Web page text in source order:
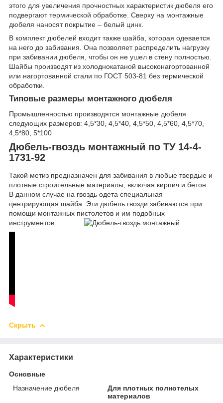
этого для увеличения прочностных характеристик дюбеля его
подвергают термической обработке. Сверху на монтажные
дюбеля наносят покрытие – белый цинк.
В комплект дюбелей входит также шайба, которая одевается
на него до забивания. Она позволяет распределить нагрузку
при забивании дюбеля, чтобы он не ушел в стену полностью.
Шайбы производят из холоднокатаной высоконагортованной
или нагортованной стали по ГОСТ 503-81 без термической
обработки.
Типовые размеры монтажного дюбеля
Промышленностью производятся монтажные дюбеля
следующих размеров: 4,5*30, 4,5*40, 4,5*50, 4,5*60, 4,5*70,
4,5*80, 5*100
Дюбель-гвоздь монтажный по ТУ 14-4-
1731-92
Такой метиз предназначен для забивания в любые твердые и
плотные строительные материалы, включая кирпич и бетон.
В данном случае на гвоздь одета специальная
центрирующая шайба. Эти дюбель гвозди забиваются при
помощи монтажных пистолетов и им подобных
инструментов.
Скрыть
Характеристики
Основные
Назначение дюбеля
Для плотных полнотелых
материалов